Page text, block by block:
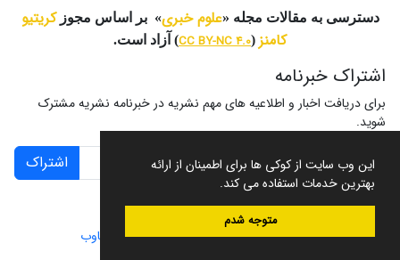
این وب سایت از کوکی ها برای اطمینان از ارائه
بهترین خدمات استفاده می کند.
متوجه شدم
دسترسی به مقالات مجله «علوم خبری» بر اساس مجوزکریتیو
کامنز (
CC BY-NC 4.0) آزاد است.
اشتراک خبرنامه
برای دریافت اخبار و اطلاعیه های مهم نشریه در خبرنامه نشریه مشترک
شوید.
اشتراک
سامانه مدیریت نشریات علمی.طراحی و پیاده سازی از سیناوب